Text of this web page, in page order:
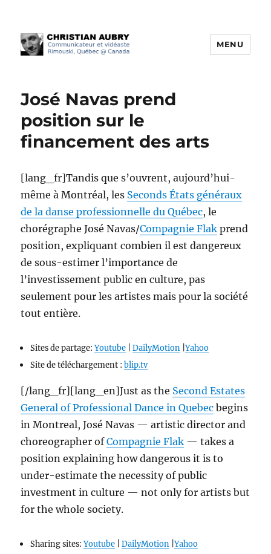
MENU
José Navas prend
position sur le
financement des arts
[lang_fr]Tandis que s’ouvrent, aujourd’hui-
même à Montréal, les Seconds États généraux
de la danse professionnelle du Québec, le
chorégraphe José Navas/Compagnie Flak prend
position, expliquant combien il est dangereux
de sous-estimer l’importance de
l’investissement public en culture, pas
seulement pour les artistes mais pour la société
tout entière.
Sites de partage:Youtube |DailyMotion |Yahoo
Site de téléchargement :blip.tv
[/lang_fr][lang_en]Just as the Second Estates
General of Professional Dance in Quebec begins
in Montreal, José Navas — artistic director and
choreographer ofCompagnie Flak — takes a
position explaining how dangerous it is to
under-estimate the necessity of public
investment in culture — not only for artists but
for the whole society.
Sharing sites:Youtube |DailyMotion |Yahoo